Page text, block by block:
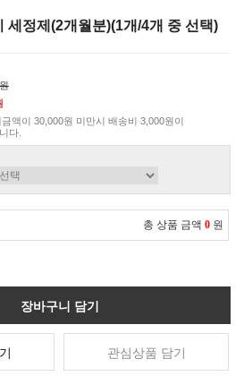
세정제(2개월분)(1개/4개 중 선택)
액이 30,000원 미만시 배송비 3,000원이
다.
총 상품 금액 0 원
장바구니 담기
관심상품 담기